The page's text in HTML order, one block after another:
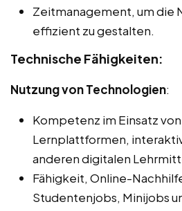
Zeitmanagement, um die
effizient zu gestalten.
Technische Fähigkeiten:
Nutzung von Technologien:
Kompetenz im Einsatz
Lernplattformen,
anderen digitalen
Fähigkeit, Online-
Studentenjobs, Minijobs